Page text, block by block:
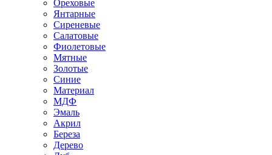
Ореховые
Янтарные
Сиреневые
Салатовые
Фиолетовые
Мятные
Золотые
Синие
Материал
МДФ
Эмаль
Акрил
Береза
Дерево